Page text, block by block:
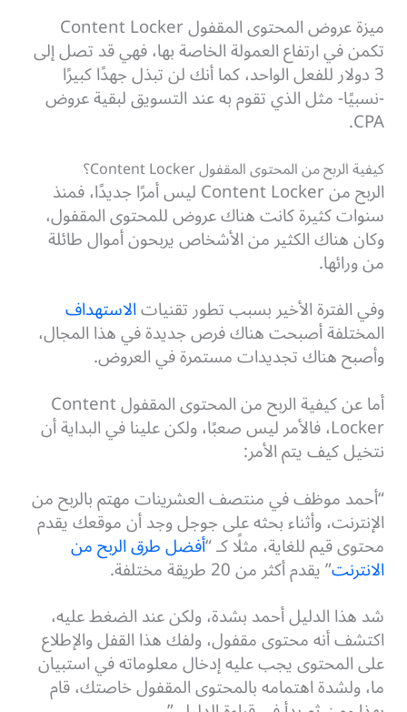
ميزة عروض المحتوى المقفول Content Locker
تكمن في ارتفاع العمولة الخاصة بها، فهي قد تصل إلى
3 دولار للفعل الواحد، كما أنك لن تبذل جهدًا كبيرًا
-نسبيًا- مثل الذي تقوم به عند التسويق لبقية عروض
CPA.
كيفية الربح من المحتوى المقفول Content Locker؟
الربح من Content Locker ليس أمرًا جديدًا، فمنذ
سنوات كثيرة كانت هناك عروض للمحتوى المقفول،
وكان هناك الكثير من الأشخاص يربحون أموال طائلة
من ورائها.
وفي الفترة الأخير بسبب تطور تقنياتالاستهداف
المختلفة أصبحت هناك فرص جديدة في هذا المجال،
وأصبح هناك تجديدات مستمرة في العروض.
أما عن كيفية الربح من المحتوى المقفول Content
Locker، فالأمر ليس صعبًا، ولكن علينا في البداية أن
نتخيل كيف يتم الأمر:
“أحمد موظف في منتصف العشرينات مهتم بالربح من
الإنترنت، وأثناء بحثه على جوجل وجد أن موقعك يقدم
محتوى قيم للغاية، مثلًا كـ “أفضل طرق الربح من
الانترنت” يقدم أكثر من 20 طريقة مختلفة.
شد هذا الدليل أحمد بشدة، ولكن عند الضغط عليه،
اكتشف أنه محتوى مقفول، ولفك هذا القفل والإطلاع
على المحتوى يجب عليه إدخال معلوماته في استبيان
ما، ولشدة اهتمامه بالمحتوى المقفول خاصتك، قام